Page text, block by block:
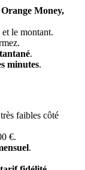
Money,
le montant.
.
minutes.
faibles côté
€.
.